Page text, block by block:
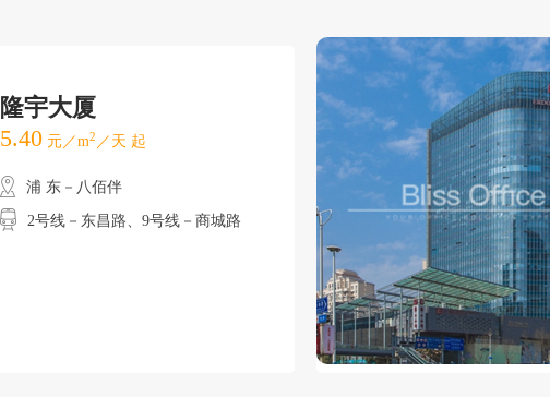
隆宇大厦
5.40 元／m2 ／天 起
浦 东－八佰伴
2号线－东昌路、9号线－商城路